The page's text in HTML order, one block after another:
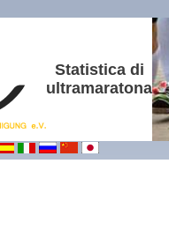
Statistica di
ultramaratona